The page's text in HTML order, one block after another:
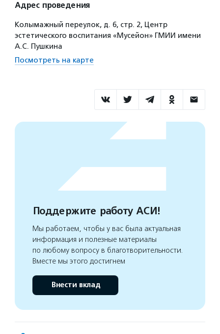
Адрес проведения
Колымажный переулок, д. 6, стр. 2, Центр
эстетического воспитания «Мусейон» ГМИИ имени
А.С. Пушкина
Посмотреть на карте
Поддержите работу АСИ!
Мы работаем, чтобы у вас была актуальная
информация и полезные материалы
по любому вопросу в благотворительности.
Вместе мы этого достигнем
Внести вклад